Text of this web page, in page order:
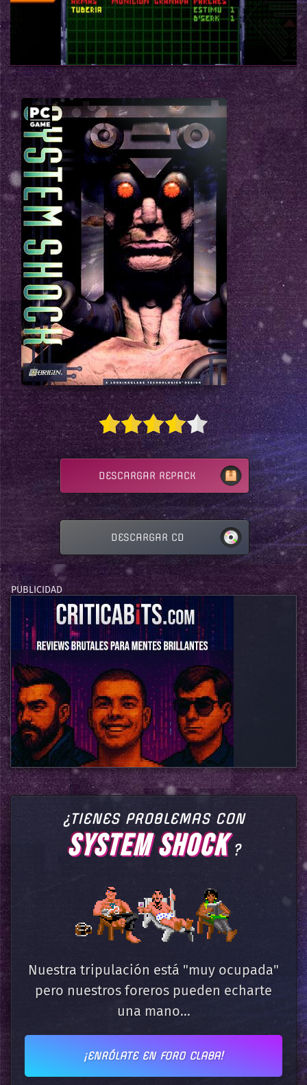
DESCARGAR REPACK
DESCARGAR CD
¿TIENES PROBLEMAS CON
SYSTEM SHOCK?
Nuestra tripulación está "muy ocupada"
pero nuestros foreros pueden echarte
una mano...
¡ENRÓLATE EN FORO CLABA!